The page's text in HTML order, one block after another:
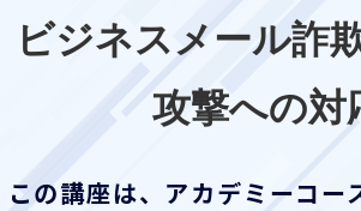
料金
無料セミナー
お役立ち情報
お客様ポータル
ビジネスメール詐
攻撃への対
この講座は、アカデミーコー